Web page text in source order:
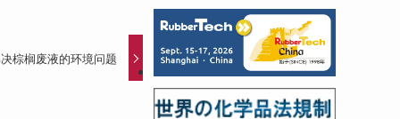
棕榈废液的环境问题